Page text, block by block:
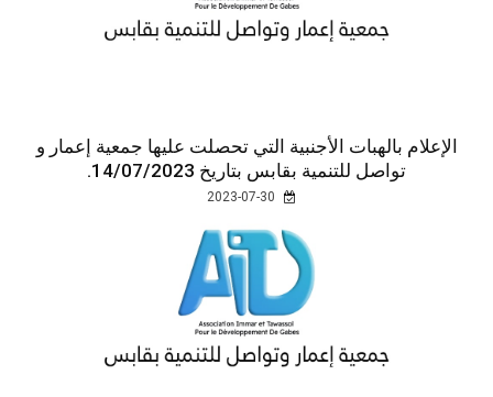
الإعلام بالهبات الأجنبية التي تحصلت عليها جمعية إعمار و
تواصل للتنمية بقابس بتاريخ 14/07/2023.